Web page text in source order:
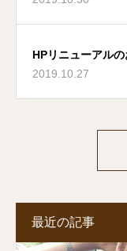
HPリニューアル
2019.10.27
最近の記事